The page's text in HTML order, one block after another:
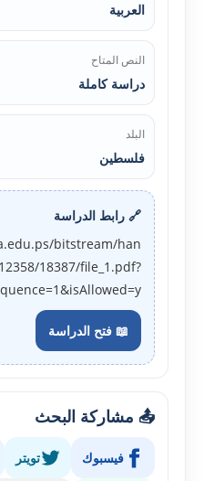
العربية
النص المتاح
دراسة كاملة
البلد
فلسطين
🔗 رابط الدراسة
bitstream/han
18387/file_1.pdf?
📖 فتح الدراسة
📤 مشاركة البحث
فيسبوك تويتر